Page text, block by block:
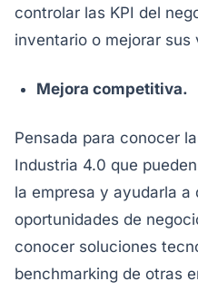
controlar las KPI del
inventario o mejorar sus
Mejora competitiva.
Pensada para conocer
Industria 4.0 que
la empresa y ayudarla a
oportunidades de
conocer soluciones
benchmarking de otras